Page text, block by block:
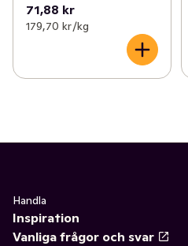
71,88 kr
179,70 kr /kg
Handla
Inspiration
Vanliga frågor och svar